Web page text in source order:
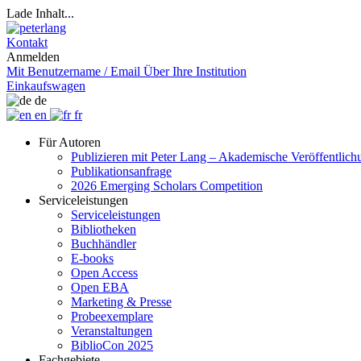
Lade Inhalt...
Kontakt
Anmelden
Mit Benutzername / Email Über Ihre Institution
Einkaufswagen
de
en
fr
Für Autoren
Publizieren mit Peter Lang – Akademische
Publikationsanfrage
2026 Emerging Scholars Competition
Serviceleistungen
Serviceleistungen
Bibliotheken
Buchhändler
E-books
Open Access
Open EBA
Marketing & Presse
Probeexemplare
Veranstaltungen
BiblioCon 2025